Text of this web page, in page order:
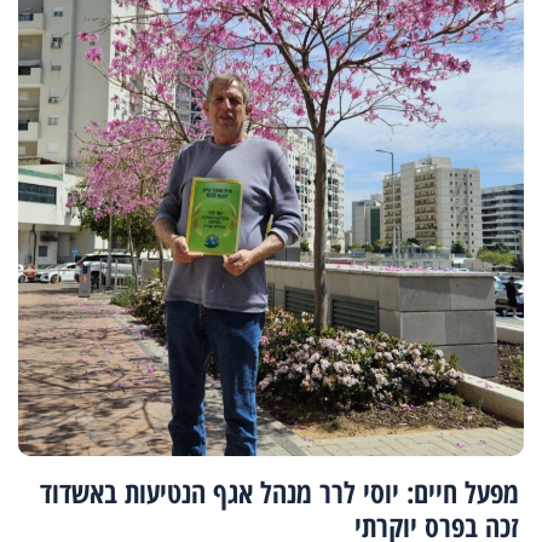
מפעל חיים: יוסי לרר מנהל אגף הנטיעות באשדוד
זכה בפרס יוקרתי